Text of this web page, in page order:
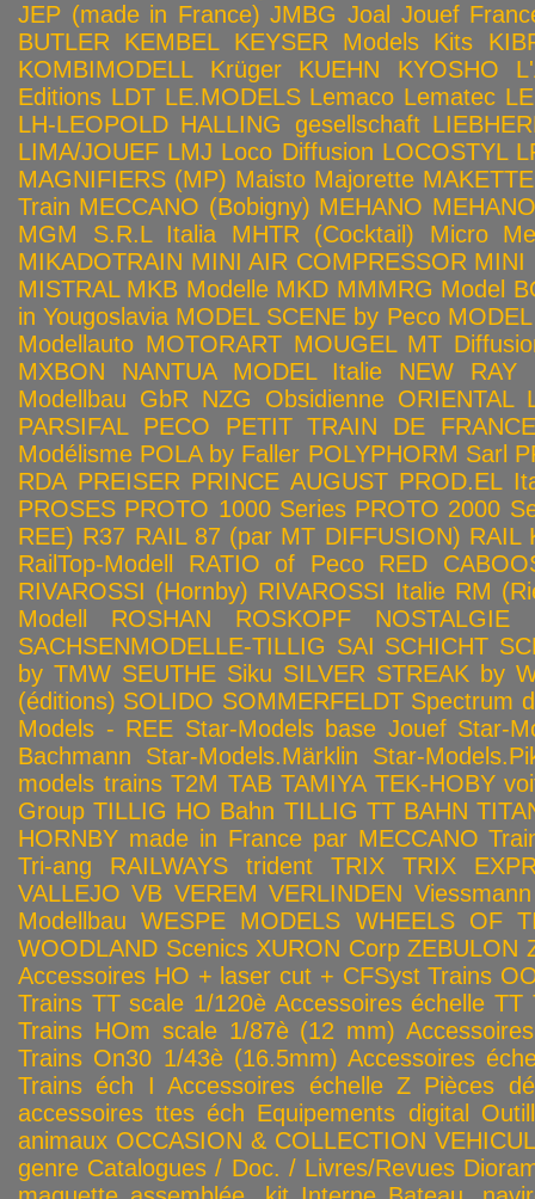
JEP (made in France) JMBG Joal Jouef
BUTLER
KEMBEL KEYSER Models Kits
KOMBIMODELL
Krüger KUEHN KYOSHO
Editions LDT LE.MODELS Lemaco Lematec
LH-LEOPOLD HALLING gesellschaft
LIMA/JOUEF LMJ Loco Diffusion LOCOSTYL
MAGNIFIERS (MP) Maisto Majorette MAKETTE
Train MECCANO (Bobigny) MEHANO
MGM S.R.L Italia
MHTR (Cocktail)
Micro
MIKADOTRAIN MINI AIR COMPRESSOR MINI
MISTRAL MKB Modelle MKD MMMRG Model
in Yougoslavia MODEL SCENE by Peco
Modellauto MOTORART MOUGEL MT
MXBON
NANTUA MODEL Italie NEW RAY
Modellbau GbR NZG Obsidienne ORIENTAL
PARSIFAL
PECO
PETIT TRAIN DE FRANCE
Modélisme POLA by Faller POLYPHORM Sarl
RDA PREISER PRINCE AUGUST PROD.EL
PROSES PROTO 1000 Series PROTO 2000
REE) R37 RAIL 87 (par MT DIFFUSION) RAIL
RailTop-Modell
RATIO of Peco
RED
RIVAROSSI (Hornby) RIVAROSSI Italie RM
Modell
ROSHAN ROSKOPF NOSTALGIE
SACHSENMODELLE-TILLIG SAI SCHICHT
by TMW SEUTHE Siku SILVER STREAK by
(éditions) SOLIDO SOMMERFELDT Spectrum
Models - REE Star-Models base Jouef Star-
Bachmann
Star-Models.Märklin
Star-
models trains T2M TAB TAMIYA TEK-HOBY
Group TILLIG HO Bahn TILLIG TT BAHN
HORNBY made in France par MECCANO
Tri-ang RAILWAYS
trident TRIX
TRIX
VALLEJO VB VEREM VERLINDEN Viessmann
Modellbau WESPE MODELS WHEELS OF
WOODLAND Scenics XURON Corp ZEBULON
Accessoires HO + laser cut + CFSyst Trains
Trains TT scale 1/120è Accessoires échelle TT
Trains HOm scale 1/87è (12 mm)
Trains On30 1/43è (16.5mm) Accessoires
Trains éch I Accessoires échelle Z Pièces
accessoires ttes éch Equipements digital
animaux OCCASION & COLLECTION
genre Catalogues / Doc. / Livres/Revues